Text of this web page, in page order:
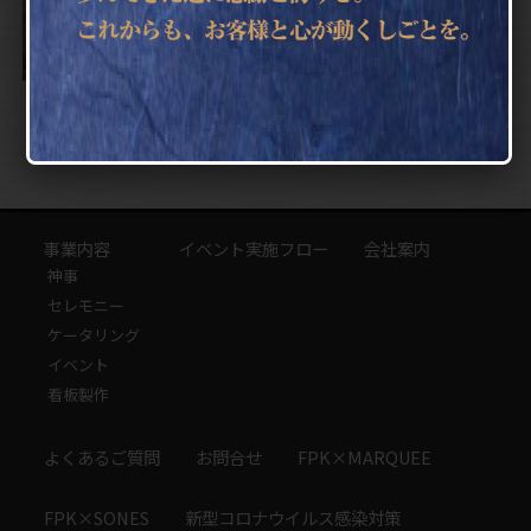
1 2 »
事業内容
神事
セレモニー
ケータリング
イベント
看板製作
イベント実施フロー 会社案内
よくあるご質問 お問合せ FPK×MARQUEE
FPK×SONES 新型コロナウイルス感染対策